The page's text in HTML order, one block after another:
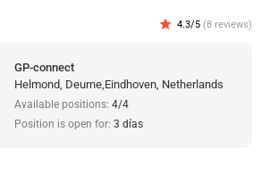
star 4.3/5 (8 reviews)
GP-connect
Helmond, Deurne,Eindhoven, Netherlands
Available positions: 4/4
Position is open for: 3 días